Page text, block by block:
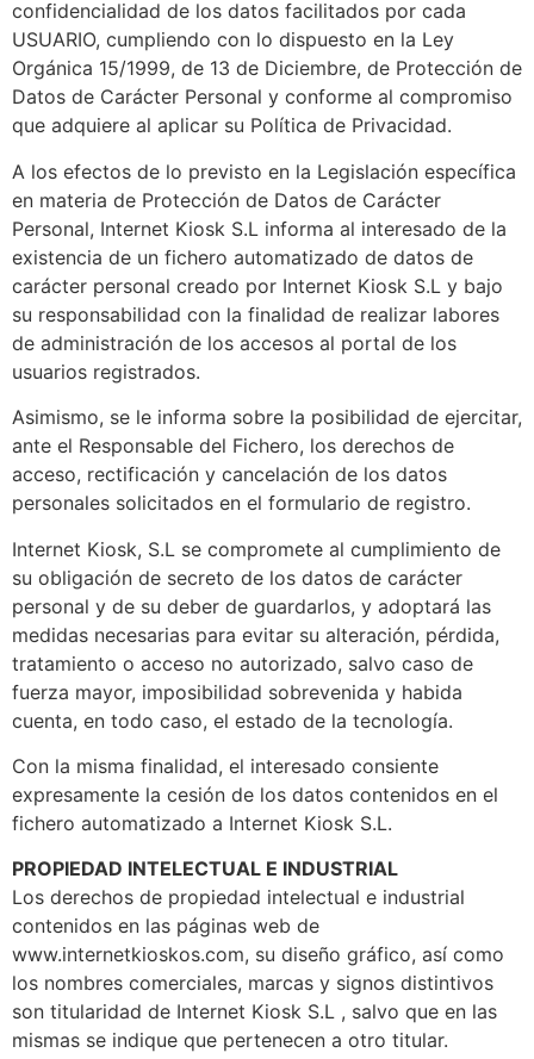
confidencialidad de los datos facilitados por cada
USUARIO, cumpliendo con lo dispuesto en la Ley
Orgánica 15/1999, de 13 de Diciembre, de Protección de
Datos de Carácter Personal y conforme al compromiso
que adquiere al aplicar su Política de Privacidad.
A los efectos de lo previsto en la Legislación específica
en materia de Protección de Datos de Carácter
Personal, Internet Kiosk S.L informa al interesado de la
existencia de un fichero automatizado de datos de
carácter personal creado por Internet Kiosk S.L y bajo
su responsabilidad con la finalidad de realizar labores
de administración de los accesos al portal de los
usuarios registrados.
Asimismo, se le informa sobre la posibilidad de ejercitar,
ante el Responsable del Fichero, los derechos de
acceso, rectificación y cancelación de los datos
personales solicitados en el formulario de registro.
Internet Kiosk, S.L se compromete al cumplimiento de
su obligación de secreto de los datos de carácter
personal y de su deber de guardarlos, y adoptará las
medidas necesarias para evitar su alteración, pérdida,
tratamiento o acceso no autorizado, salvo caso de
fuerza mayor, imposibilidad sobrevenida y habida
cuenta, en todo caso, el estado de la tecnología.
Con la misma finalidad, el interesado consiente
expresamente la cesión de los datos contenidos en el
fichero automatizado a Internet Kiosk S.L.
PROPIEDAD INTELECTUAL E INDUSTRIAL
Los derechos de propiedad intelectual e industrial
contenidos en las páginas web de
www.internetkioskos.com, su diseño gráfico, así como
los nombres comerciales, marcas y signos distintivos
son titularidad de Internet Kiosk S.L , salvo que en las
mismas se indique que pertenecen a otro titular.